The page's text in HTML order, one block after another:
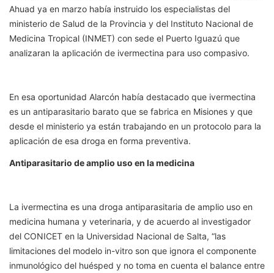
Ahuad ya en marzo había instruido los especialistas del
ministerio de Salud de la Provincia y del Instituto Nacional de
Medicina Tropical (INMET) con sede el Puerto Iguazú que
analizaran la aplicación de ivermectina para uso compasivo.
En esa oportunidad Alarcón había destacado que ivermectina
es un antiparasitario barato que se fabrica en Misiones y que
desde el ministerio ya están trabajando en un protocolo para la
aplicación de esa droga en forma preventiva.
Antiparasitario de amplio uso en la medicina
La ivermectina es una droga antiparasitaria de amplio uso en
medicina humana y veterinaria, y de acuerdo al investigador
del CONICET en la Universidad Nacional de Salta, “las
limitaciones del modelo in-vitro son que ignora el componente
inmunológico del huésped y no toma en cuenta el balance entre